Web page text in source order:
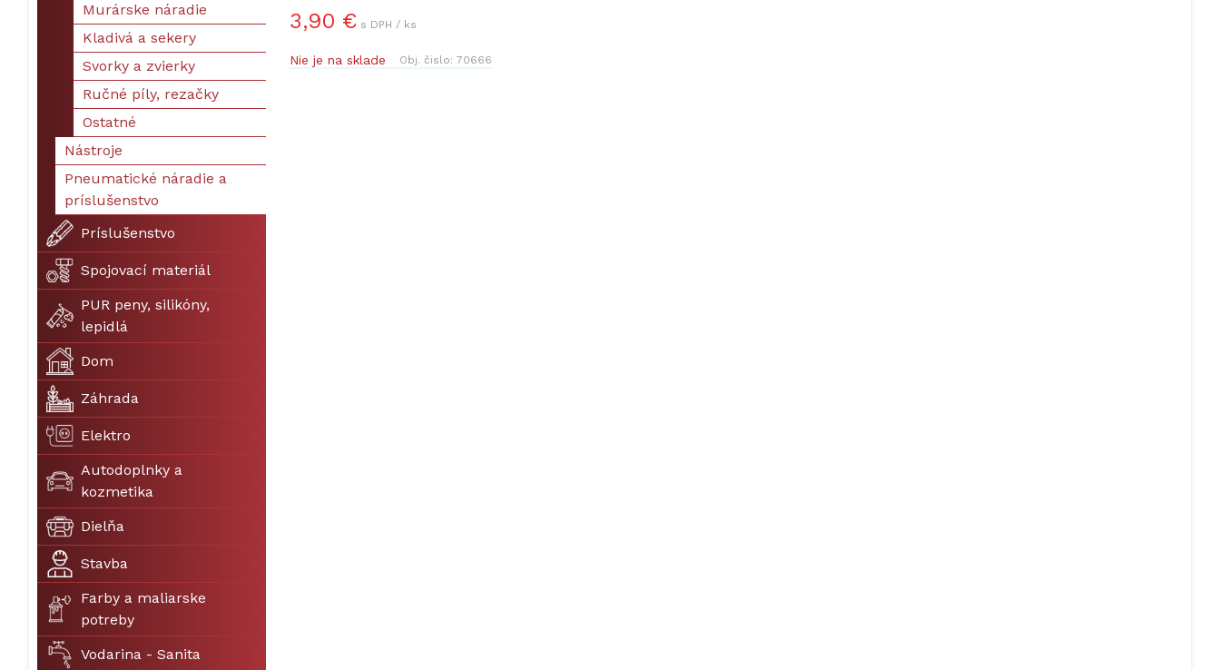
3,90 € s DPH / ks
Nie je na sklade Obj. čislo:70666
Murárske náradie
Kladivá a sekery
Svorky a zvierky
Ručné píly, rezačky
Ostatné
Nástroje
Pneumatické náradie a
príslušenstvo
Príslušenstvo
Spojovací materiál
PUR peny, silikóny,
lepidlá
Dom
Záhrada
Elektro
Autodoplnky a
kozmetika
Dielňa
Stavba
Farby a maliarske
potreby
Vodarina - Sanita